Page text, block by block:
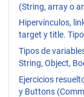
(String, array o
Hipervínculos,
target y title.
Tipos de
String, Object,
Ejercicios
y Buttons